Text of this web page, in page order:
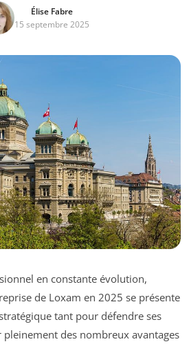
Élise Fabre
15 septembre 2025
en constante évolution,
de Loxam en 2025 se présente
tant pour défendre ses
des nombreux avantages